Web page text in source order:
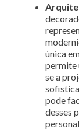
única
permite
se a
pode
desses